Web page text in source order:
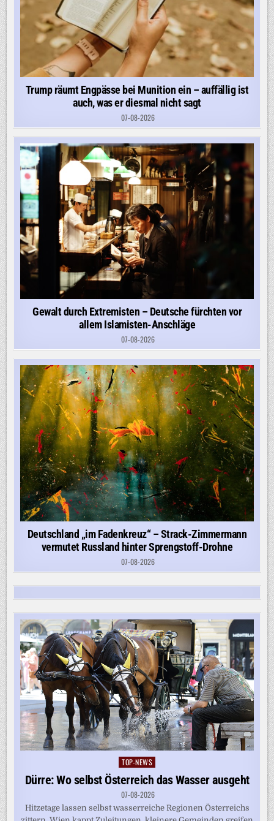
Trump räumt Engpässe bei Munition ein – auffällig ist
auch, was er diesmal nicht sagt
07-08-2026
Gewalt durch Extremisten – Deutsche fürchten vor
allem Islamisten-Anschläge
07-08-2026
Deutschland „im Fadenkreuz“ – Strack-Zimmermann
vermutet Russland hinter Sprengstoff-Drohne
07-08-2026
Posted
in
TOP-NEWS
Dürre: Wo selbst Österreich das Wasser ausgeht
07-08-2026
Hitzetage lassen selbst wasserreiche Regionen Österreichs